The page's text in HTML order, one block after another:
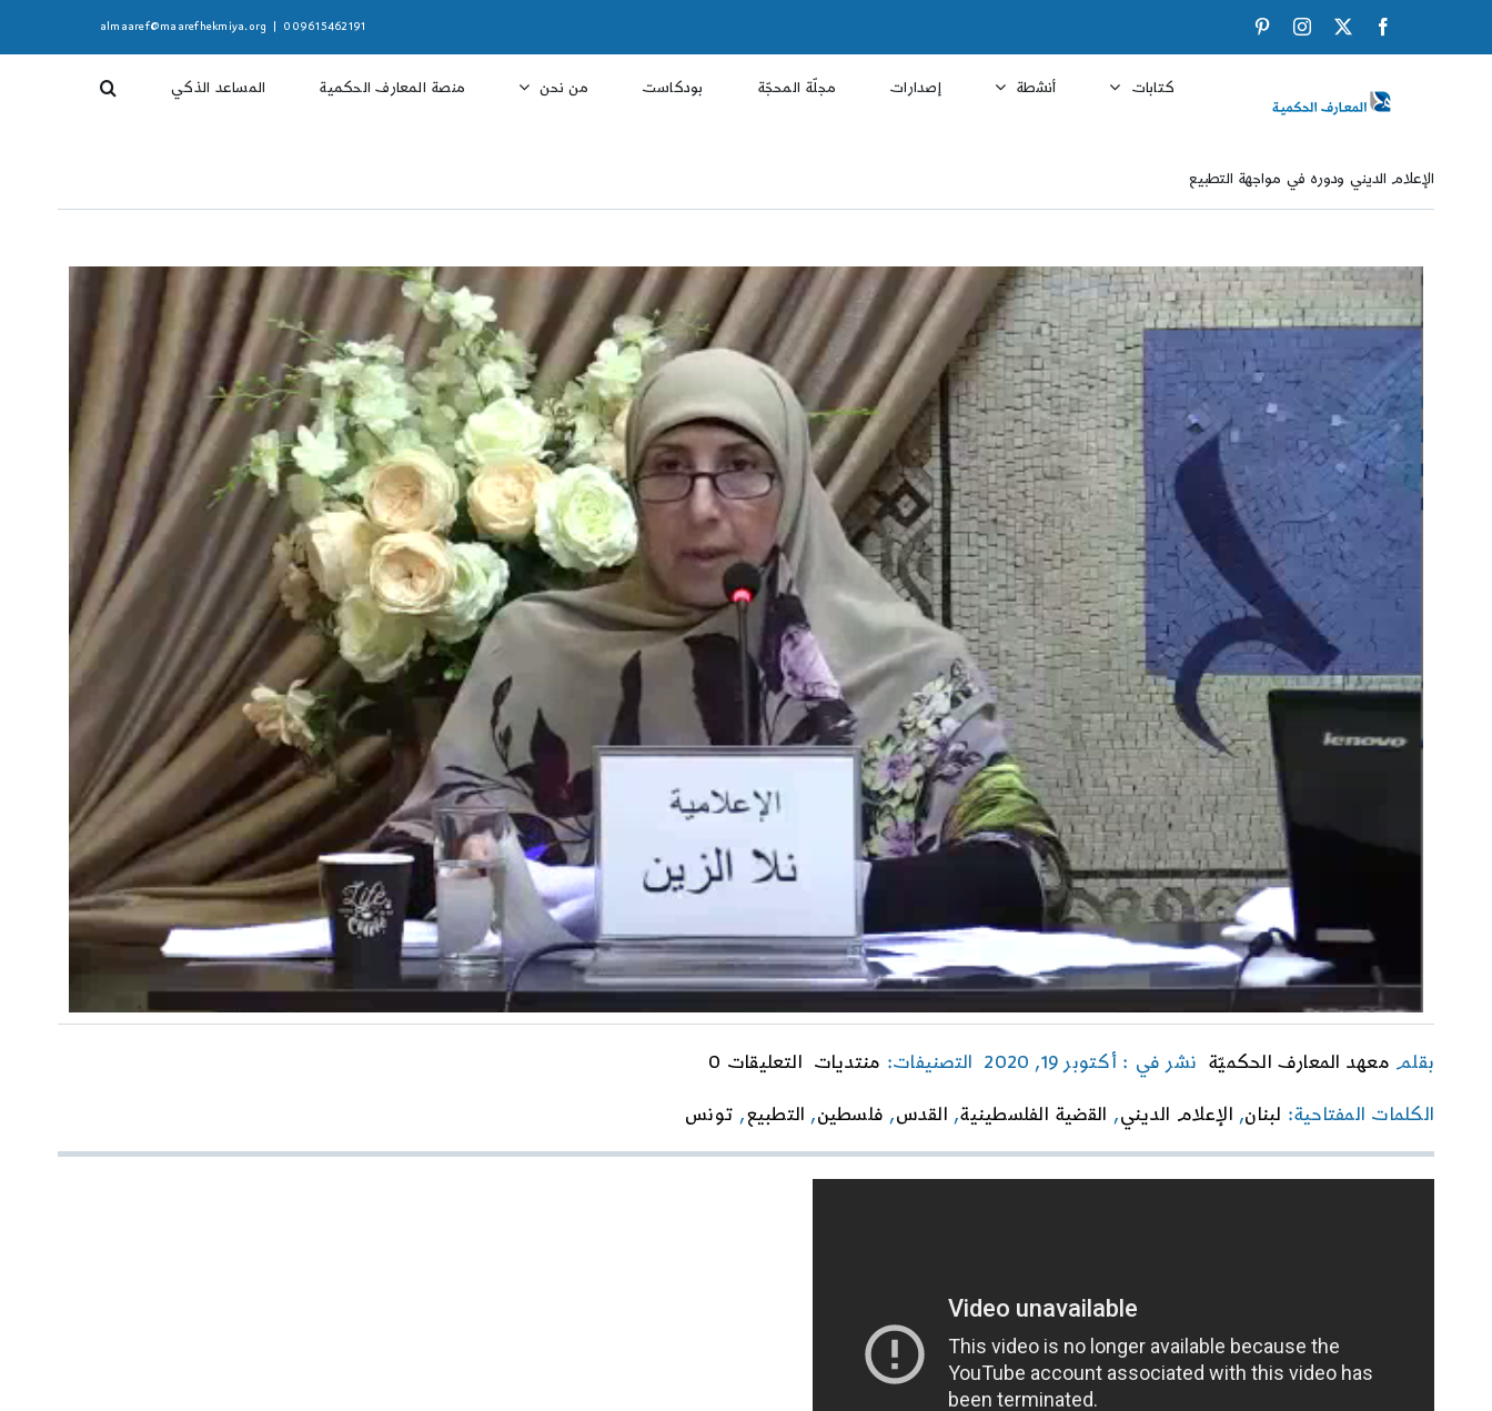
Facebook
X
Instagram
009615462191
almaaref@maarefhekmiya.org
كتابات أنشطة إصدارات مجلّة المحجّة بودكاست من نحن منصة المعارف الحكمية المساعد الذكي
الإعلام الديني ودوره في مواجهة التطبيع
بقلم معهد المعارف الحكميّة نشر في : أكتوبر 19, 2020 التصنيفات: منتديات التعليقات 0
on
الديني
ودوره
في
الكلمات المفتاحية: لبنان, الإعلام الديني, القضية الفلسطينية, القدس, فلسطين, التطبيع, تونس